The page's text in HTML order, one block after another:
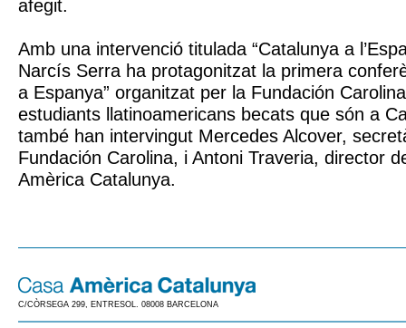
afegit.
Amb una intervenció titulada “Catalunya a
Narcís Serra ha protagonitzat la primera
a Espanya” organitzat per la Fundación
estudiants llatinoamericans becats que són a
també han intervingut Mercedes Alcover,
Fundación Carolina, i Antoni Traveria, director
Amèrica Catalunya.
C/CÒRSEGA 299, ENTRESOL. 08008 BARCELONA